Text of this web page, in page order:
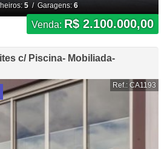
5/ Garagens: 6
Venda: R$ 2.100.000,00
c/ Piscina- Mobiliada-
Ref.: CA1193